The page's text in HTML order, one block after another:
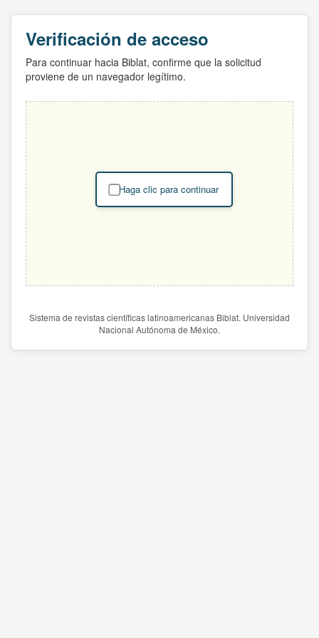
Verificación de acceso
Para continuar hacia Biblat, confirme que la solicitud
proviene de un navegador legítimo.
Haga clic para continuar
Sistema de revistas científicas latinoamericanas Biblat. Universidad
Nacional Autónoma de México.